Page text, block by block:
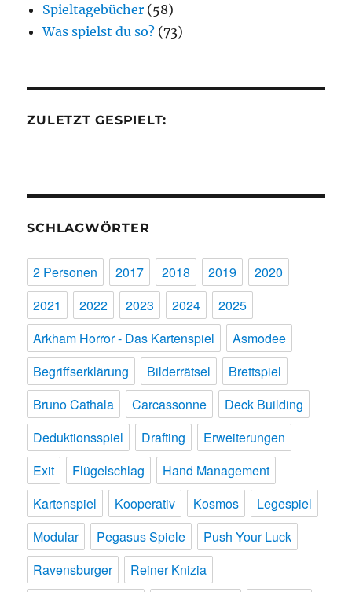
Spieltagebücher (58)
Was spielst du so? (73)
ZULETZT GESPIELT:
SCHLAGWÖRTER
2 Personen 2017 2018 2019
2020
2021
2022 2023 2024
2025
Arkham Horror - Das Kartenspiel
Asmodee
Begriffserklärung
Bilderrätsel
Brettspiel
Bruno Cathala
Carcassonne
Deck Building
Deduktionsspiel
Drafting
Erweiterungen
Exit
Flügelschlag
Hand Management
Kartenspiel
Kooperativ Kosmos
Legespiel
Modular
Pegasus Spiele
Push Your Luck
Ravensburger
Reiner Knizia